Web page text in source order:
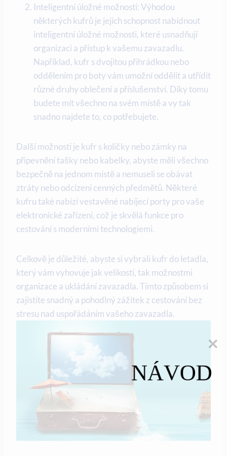
Inteligentní úložné možnosti: Výhodou
některých kufrů je jejich schopnost nabídnout
inteligentní úložné možnosti, které usnadňují
organizaci a přístup k vašemu zavazadlu.
Například, kufr s dvojitou přihrádkou nebo
oddělením pro boty vám umožní oddělit a utřídit
různé druhy oblečení a příslušenství. Díky tomu
budete mít všechno na svém místě a vy tak
snadno najdete to, co potřebujete.
Další možností je kufr s kolíčky nebo zámky na
připevnění tašky nebo kabelky, abyste měli všechno
bezpečně na jednom místě a nemuseli se obávat
ztráty nebo odcizení cenných předmětů. Některé
kufru také nabízí vestavěné nabíjecí porty pro vaše
elektronické zařízení, což je skvělá funkce pro
cestování s moderními technologiemi.
Celkově je důležité, abyste si vybrali kufr do letadla,
který vám vyhovuje jak velikostí, tak možnostmi
organizace a ukládání zavazadla. Tímto způsobem si
zajistíte snadný a pohodlný zážitek z cestování bez
stresu nad uspořádáním vašeho zavazadla.
NÁVOD